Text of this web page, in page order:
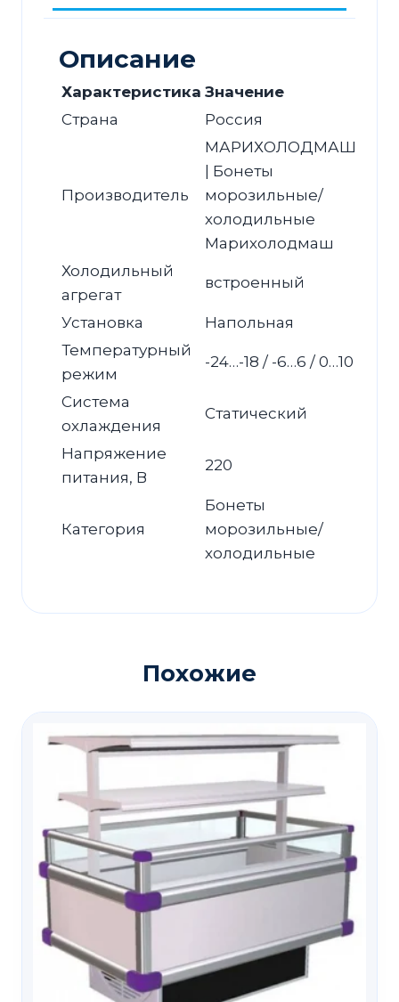
Описание
Характеристика Значение
Страна
Россия
Производитель
МАРИХОЛОДМАШ
| Бонеты
морозильные/
холодильные
Марихолодмаш
Холодильный
агрегат
встроенный
Установка
Напольная
Температурный
режим
-24…-18 / -6…6 / 0…10
Система
охлаждения
Статический
Напряжение
питания, В
220
Категория
Бонеты
морозильные/
холодильные
Похожие